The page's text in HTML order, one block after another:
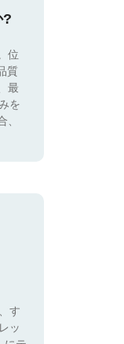
?
位
質
最
を
す
ッ